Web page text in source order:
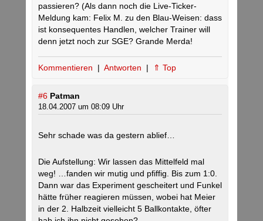
passieren? (Als dann noch die Live-Ticker-
Meldung kam: Felix M. zu den Blau-Weisen: dass
ist konsequentes Handlen, welcher Trainer will
denn jetzt noch zur SGE? Grande Merda!
Kommentieren | Antworten | ⇑ Top
#6 Patman
18.04.2007 um 08:09 Uhr
Sehr schade was da gestern ablief…
Die Aufstellung: Wir lassen das Mittelfeld mal
weg! …fanden wir mutig und pfiffig. Bis zum 1:0.
Dann war das Experiment gescheitert und Funkel
hätte früher reagieren müssen, wobei hat Meier
in der 2. Halbzeit vielleicht 5 Ballkontakte, öfter